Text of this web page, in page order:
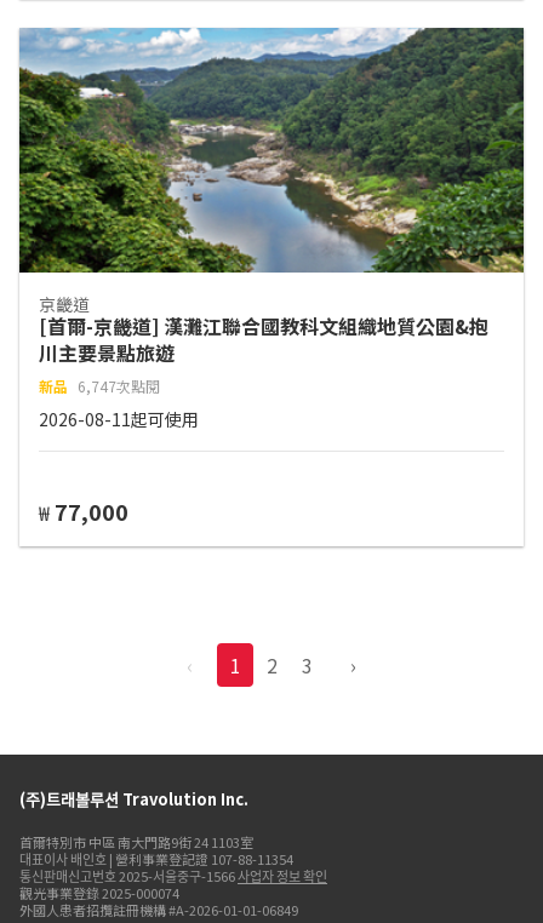
京畿道
[首爾-京畿道] 漢灘江聯合國教科文組織地質公園&抱
川主要景點旅遊
新品 6,747次點閱
2026-08-11起可使用
₩ 77,000
‹ 1 2 3 ›
(주)트래볼루션 Travolution Inc.
首爾特別市 中區 南大門路9街 24 1103室
대표이사 배인호 | 營利事業登記證 107-88-11354
통신판매신고번호 2025-서울중구-1566사업자 정보 확인
觀光事業登錄 2025-000074
外國人患者招攬註冊機構 #A-2026-01-01-06849